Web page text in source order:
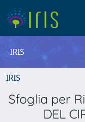
IRIS
IRIS
Sfoglia per
DEL